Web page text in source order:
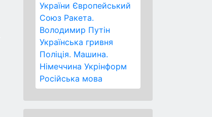
України Європейський
Союз Ракета.
Володимир Путін
Українська гривня
Поліція. Машина.
Німеччина Укрінформ
Російська мова